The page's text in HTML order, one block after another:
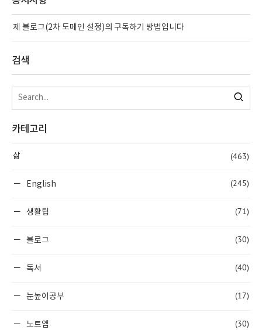
제 블로그(2차 도메인 설정)의 구독하기 방법입니다
검색
카테고리
삶 (463)
English (245)
생활팁 (71)
블로그 (30)
독서 (40)
눈높이공부 (17)
노트앱 (30)